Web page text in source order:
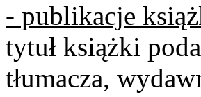
- publikacje
tytuł książki
tłumacza,